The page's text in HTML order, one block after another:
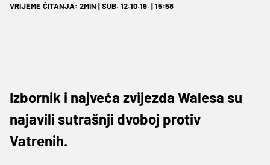
VRIJEME ČITANJA: 2MIN | SUB. 12.10.19. | 15:58
Izbornik i najveća zvijezda Walesa su
najavili sutrašnji dvoboj protiv
Vatrenih.